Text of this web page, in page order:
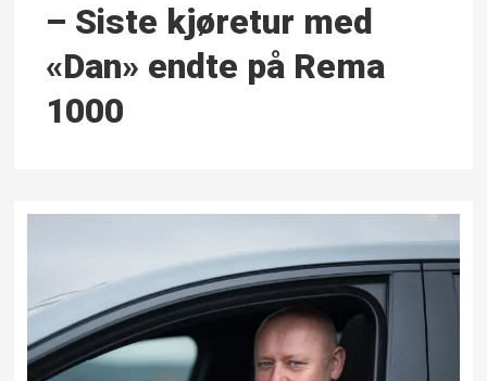
– Siste kjøretur med
«Dan» endte på Rema
1000